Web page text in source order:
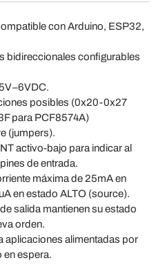
con Arduino, ESP32,
bidireccionales configurables
posibles (0x20-0x27
para PCF8574A)
(jumpers).
activo-bajo para indicar al
de entrada.
máxima de 25mA en
en estado ALTO (source).
salida mantienen su estado
orden.
aplicaciones alimentadas por
en espera.